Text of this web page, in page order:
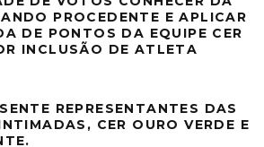
PROCEDENTE E APLICAR
DE PONTOS DA EQUIPE CER
INCLUSÃO DE ATLETA
REPRESENTANTES DAS
CER OURO VERDE E